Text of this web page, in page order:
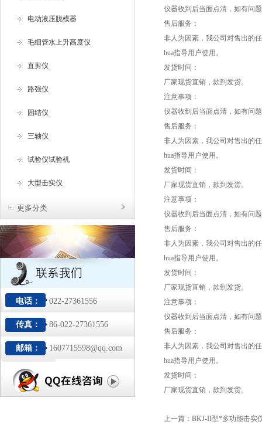
电动液压脱模器
毛细管水上升高度仪
直剪仪
路强仪
固结仪
三轴仪
试验仪试验机
大型击实仪
更多分类
电话： 022-27361556
传真： 86-022-27361556
邮箱： 1607715598@qq.com
仪器收到后当面点清，如有问
售后服务：
非人为因素，我公司对售出的
hua指导用户使用。
发货时间：
厂家现货直销，款到发货。
注意事项：
仪器收到后当面点清，如有问
售后服务：
非人为因素，我公司对售出的
hua指导用户使用。
发货时间：
厂家现货直销，款到发货。
注意事项：
仪器收到后当面点清，如有问
售后服务：
非人为因素，我公司对售出的
hua指导用户使用。
发货时间：
厂家现货直销，款到发货。
注意事项：
仪器收到后当面点清，如有问
售后服务：
非人为因素，我公司对售出的
hua指导用户使用。
发货时间：
厂家现货直销，款到发货。
上一篇： BKJ-II型*多功能击实